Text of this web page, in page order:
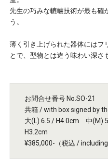
先生の巧みな轆轤技術が最も確
う。
薄く引き上げられた器体にはフ
とで、型物とは違う味わい深さ
お問合せ番号 No.SO-21
共箱 / with box signed by
大(L) 6.5 / H4.0cm 中(M)
H3.2cm
¥385,000-（税込 / including